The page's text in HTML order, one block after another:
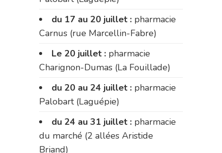
du 17 au 20 juillet : pharmacie
Carnus (rue Marcellin-Fabre)
Le 20 juillet : pharmacie
Charignon-Dumas (La Fouillade)
du 20 au 24 juillet : pharmacie
Palobart (Laguépie)
du 24 au 31 juillet : pharmacie
du marché (2 allées Aristide
Briand)